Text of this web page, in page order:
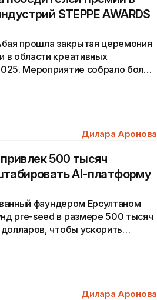
STEPPE AWARDS
прошла закрытая церемония
в области креативных
Мероприятие собрало более
Дилара Аронова
500 тысяч
AI-платформу
фаундером Ерсултаном
pre-seed в размере 500 тысяч
чтобы ускорить
Дилара Аронова